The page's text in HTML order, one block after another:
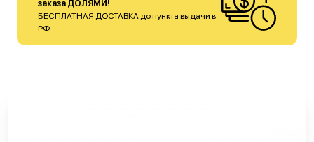
заказа ДОЛЯМИ!
БЕСПЛАТНАЯ ДОСТАВКА до пункта выдачи в
РФ